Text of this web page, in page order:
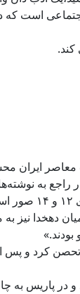
است که
معاصر
به
پنجم مهر ١٢٨٦ خورشیدی،
دهخدا نیز
کرد و پس از
پاریس به